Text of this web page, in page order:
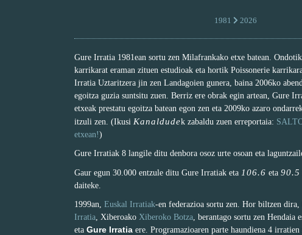
1981 2026
Gure Irratia 1981ean sortu zen Milafrankako etxe batean.
karrikarat eraman zituen estudioak eta hortik Poissonerie
Irratia Uztaritzera jin zen Landagoien gunera, baina 2006ko
egoitza guzia suntsitu zuen. Berriz ere obrak egin artean, Gure
etxeak prestatu egoitza batean egon zen eta 2009ko azaro
itzuli zen. (Ikusi Kanaldudek zabaldu zuen erreportaia:
etxean!)
Gure Irratiak 8 langile ditu denbora osoz urte osoan eta
Gaur egun 30.000 entzule ditu Gure Irratiak eta 106.6 eta 90.5
daiteke.
1999an, Euskal Irratiak-en federazioa sortu zen. Hor biltzen
Irratia , Xiberoako Xiberoko Botza , berantago sortu zen Hendaia
eta Gure Irratia ere. Programazioaren parte haundiena 4 irratien